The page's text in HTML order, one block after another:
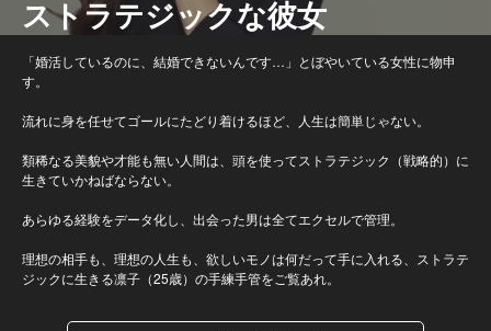
ストラテジックな彼女
「婚活しているのに、結婚できないんです…」とぼやいている女性に物申
す。
流れに身を任せてゴールにたどり着けるほど、人生は簡単じゃない。
類稀なる美貌や才能も無い人間は、頭を使ってストラテジック（戦略的）に
生きていかねばならない。
あらゆる経験をデータ化し、出会った男は全てエクセルで管理。
理想の相手も、理想の人生も、欲しいモノは何だって手に入れる、ストラテ
ジックに生きる凛子（25歳）の手練手管をご覧あれ。